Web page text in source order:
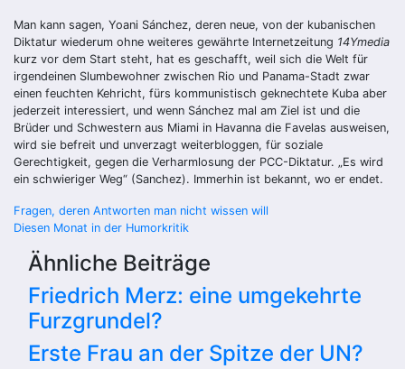
Man kann sagen, Yoani Sánchez, deren neue, von der kubanischen
Diktatur wiederum ohne weiteres gewährte Internetzeitung 14Ymedia
kurz vor dem Start steht, hat es geschafft, weil sich die Welt für
irgendeinen Slumbewohner zwischen Rio und Panama-Stadt zwar
einen feuchten Kehricht, fürs kommunistisch geknechtete Kuba aber
jederzeit interessiert, und wenn Sánchez mal am Ziel ist und die
Brüder und Schwestern aus Miami in Havanna die Favelas ausweisen,
wird sie befreit und unverzagt weiterbloggen, für soziale
Gerechtigkeit, gegen die Verharmlosung der PCC-Diktatur. „Es wird
ein schwieriger Weg“ (Sanchez). Immerhin ist bekannt, wo er endet.
Beitragsnavigation
Fragen, deren Antworten man nicht wissen will
Diesen Monat in der Humorkritik
Ähnliche Beiträge
Friedrich Merz: eine umgekehrte
Furzgrundel?
Erste Frau an der Spitze der UN?